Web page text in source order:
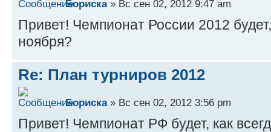
Бориска» Вс сен 02, 2012 9:47 am
Привет! Чемпионат России 2012
ноября?
Re: План турниров 2012
Бориска» Вс сен 02, 2012 3:56 pm
Привет! Чемпионат РФ будет, как